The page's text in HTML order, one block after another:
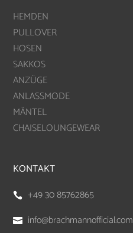
HEMDEN
PULLOVER
HOSEN
SAKKOS
ANZÜGE
ANLASSMODE
MÄNTEL
CHAISELOUNGEWEAR
KONTAKT
 +49 30 85762865
 info@brachmannofficial.com